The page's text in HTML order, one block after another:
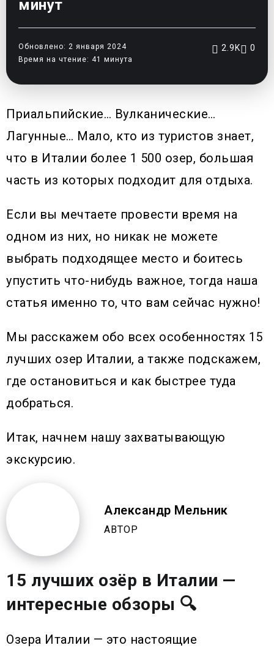
минут
Обновлено: 2 января 2024
Время на чтение: 41 минута
2.9K 0
Приальпийские… Вулканические…
Лагунные… Мало, кто из туристов знает,
что в Италии более 1 500 озер, большая
часть из которых подходит для отдыха.
Если вы мечтаете провести время на
одном из них, но никак не можете
выбрать подходящее место и боитесь
упустить что-нибудь важное, тогда наша
статья именно то, что вам сейчас нужно!
Мы расскажем обо всех особенностях 15
лучших озер Италии, а также подскажем,
где остановиться и как быстрее туда
добраться.
Итак, начнем нашу захватывающую
экскурсию.
Александр Мельник
АВТОР
15 лучших озёр в Италии —
интересные обзоры 🔍
Озера Италии — это настоящие